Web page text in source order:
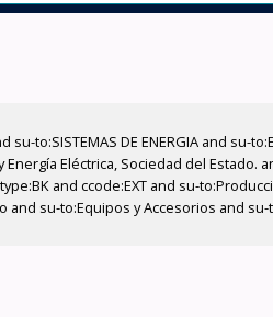
to:SISTEMAS DE ENERGIA and su-
Eléctrica, Sociedad del Estado.
and ccode:EXT and su-
and su-to:Equipos y Accesorios and